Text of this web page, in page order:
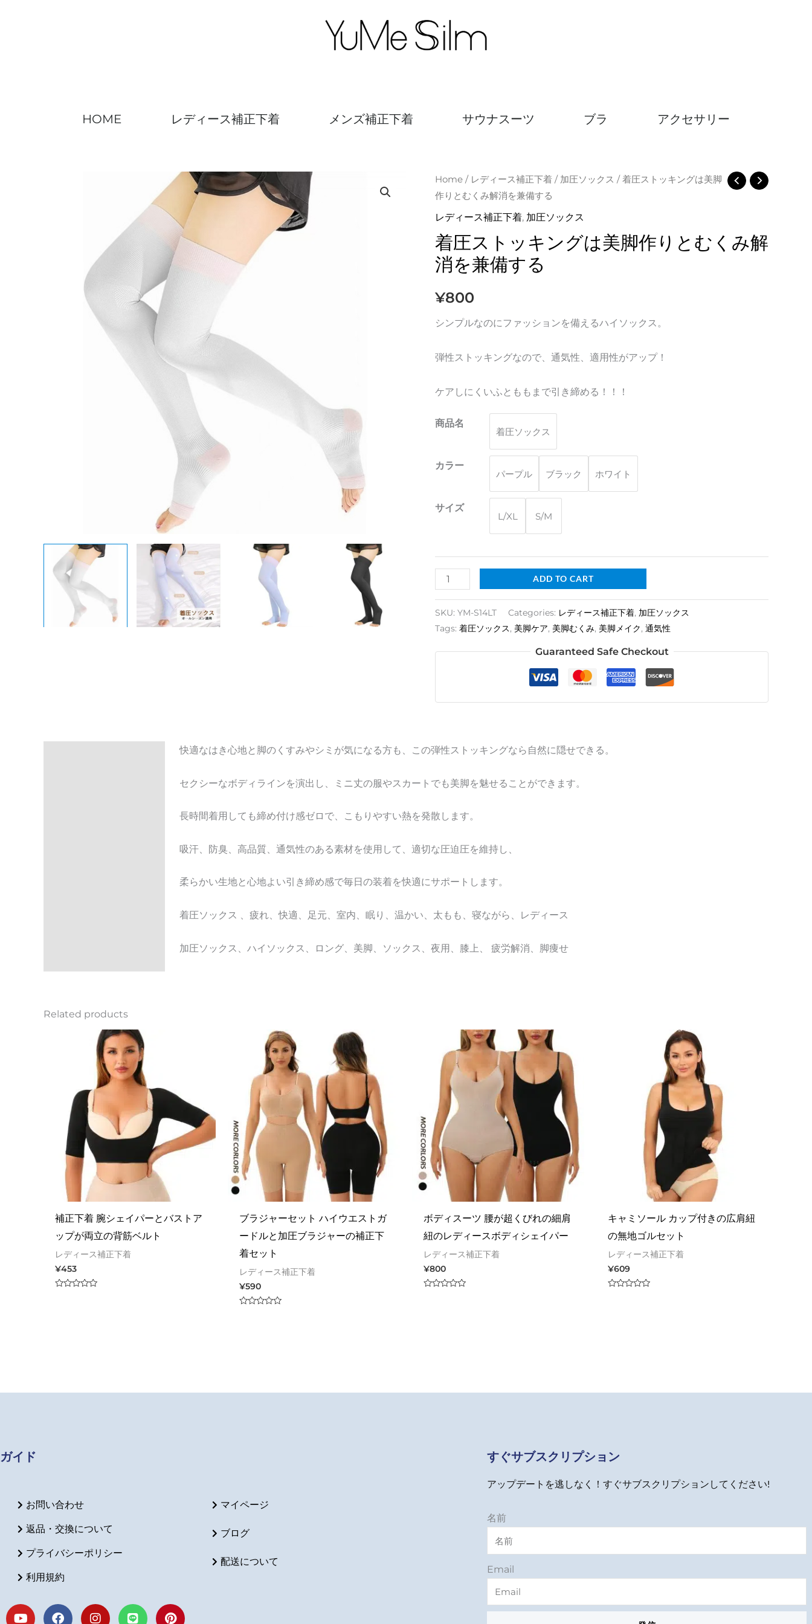
HOME レディース補正下着 メンズ補正下着 サウナスーツ ブラ アクセサリー
Home / レディース補正下着 / 加圧ソックス / 着圧ストッキングは美脚
作りとむくみ解消を兼備する
レディース補正下着, 加圧ソックス
着圧ストッキングは美脚作りとむくみ解
消を兼備する
¥800
シンプルなのにファッションを備えるハイソックス。
弾性ストッキングなので、通気性、適用性がアップ！
ケアしにくいふとももまで引き締める！！！
商品名
着圧ソックス
カラー
パープル ブラック ホワイト
サイズ
L/XL S/M
着
圧
ス
ト
ッ
キ
グ
は
脚
り
む
み
を
quantity
ADD TO CART
SKU: YM-S14LT Categories: レディース補正下着, 加圧ソックス
Tags: 着圧ソックス, 美脚ケア, 美脚むくみ, 美脚メイク, 通気性
Guaranteed Safe Checkout
快適なはき心地と脚のくすみやシミが気になる方も、この弾性ストッキングなら自然に隠せできる。
セクシーなボディラインを演出し、ミニ丈の服やスカートでも美脚を魅せることができます。
長時間着用しても締め付け感ゼロで、こもりやすい熱を発散します。
吸汗、防臭、高品質、通気性のある素材を使用して、適切な圧迫圧を維持し、
柔らかい生地と心地よい引き締め感で毎日の装着を快適にサポートします。
着圧ソックス 、疲れ、快適、足元、室内、眠り、温かい、太もも、寝ながら、レディース
加圧ソックス、ハイソックス、ロング、美脚、ソックス、夜用、膝上、 疲労解消、脚痩せ
Related products
補正下着 腕シェイパーとバストア
ップが両立の背筋ベルト
レディース補正下着
¥453
ブラジャーセット ハイウエストガ
ードルと加圧ブラジャーの補正下
着セット
レディース補正下着
¥590
ボディスーツ 腰が超くびれの細肩
紐のレディースボディシェイパー
レディース補正下着
¥800
キャミソール カップ付きの広肩紐
の無地ゴルセット
レディース補正下着
¥609
ガイド
お問い合わせ
返品・交換について
プライバシーポリシー
利用規約
マイページ
ブログ
配送について
Y
F
I
L
P
すぐサブスクリプション
アップデートを逃しなく！すぐサブスクリプションしてください!
名前
Email